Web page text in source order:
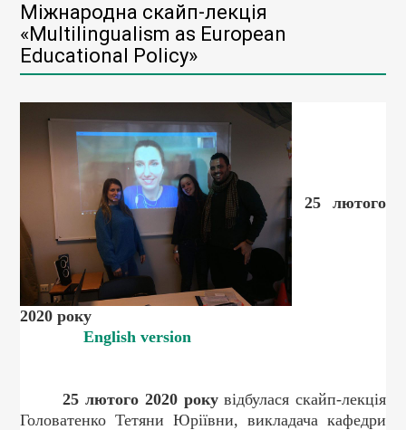
Міжнародна скайп-лекція
«Multilingualism as European
Educational Policy»
25 лютого
2020 року
English version
25 лютого 2020 рокувідбулася скайп-лекція
Головатенко Тетяни Юріївни, викладача кафедри